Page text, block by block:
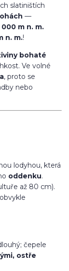
slatiništích
—
000 m n. m.
n. m.!
bohaté
Ve volné
, proto se
nebo
lodyhou, která
oddenku.
až 80 cm).
čepele
ostře